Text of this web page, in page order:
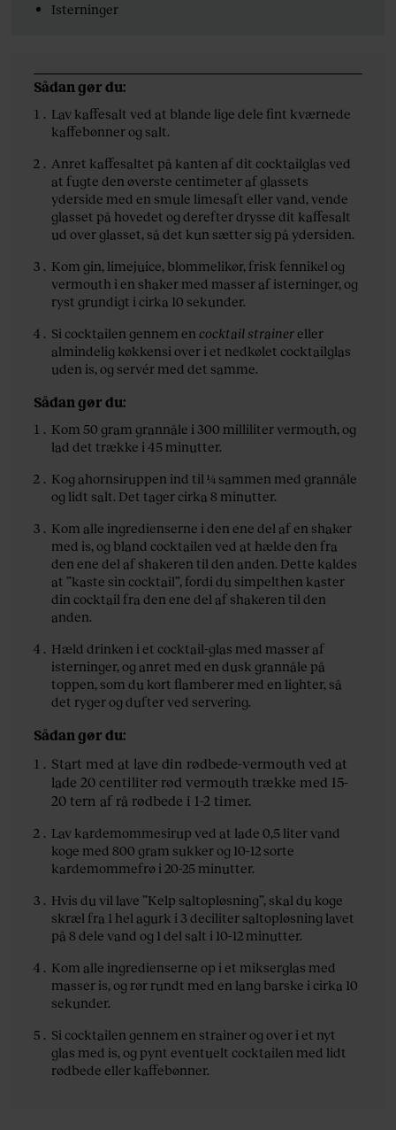
Isterninger
Sådan gør du:
Lav kaffesalt ved at blande lige dele fint kværnede
kaffebønner og salt.
Anret kaffesaltet på kanten af dit cocktailglas ved
at fugte den øverste centimeter af glassets
yderside med en smule limesaft eller vand, vende
glasset på hovedet og derefter drysse dit kaffesalt
ud over glasset, så det kun sætter sig på ydersiden.
Kom gin, limejuice, blommelikør, frisk fennikel og
vermouth i en shaker med masser af isterninger, og
ryst grundigt i cirka 10 sekunder.
Si cocktailen gennem encocktail strainereller
almindelig køkkensi over i et nedkølet cocktailglas
uden is, og servér med det samme.
Sådan gør du:
Kom 50 gram grannåle i 300 milliliter vermouth, og
lad det trække i 45 minutter.
Kog ahornsiruppen ind til ¼ sammen med grannåle
og lidt salt. Det tager cirka 8 minutter.
Kom alle ingredienserne i den ene del af en shaker
med is, og bland cocktailen ved at hælde den fra
den ene del af shakeren til den anden. Dette kaldes
at ”kaste sin cocktail”, fordi du simpelthen kaster
din cocktail fra den ene del af shakeren til den
anden.
Hæld drinken i et cocktail-glas med masser af
isterninger, og anret med en dusk grannåle på
toppen, som du kort flamberer med en lighter, så
det ryger og dufter ved servering.
Sådan gør du:
Start med at lave din rødbede-vermouth ved at
lade 20 centiliter rød vermouth trække med 15-
20 tern af rå rødbede i 1-2 timer.
Lav kardemommesirup ved at lade 0,5 liter vand
koge med 800 gram sukker og 10-12 sorte
kardemommefrø i 20-25 minutter.
Hvis du vil lave ”Kelp saltopløsning”, skal du koge
skræl fra 1 hel agurk i 3 deciliter saltopløsning lavet
på 8 dele vand og 1 del salt i 10-12 minutter.
Kom alle ingredienserne op i et mikserglas med
masser is, og rør rundt med en lang barske i cirka 10
sekunder.
Si cocktailen gennem en strainer og over i et nyt
glas med is, og pynt eventuelt cocktailen med lidt
rødbede eller kaffebønner.